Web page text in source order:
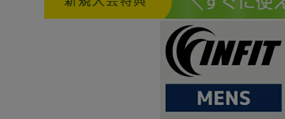
メンズカジュアルウェア
レディースカジュアルウェア